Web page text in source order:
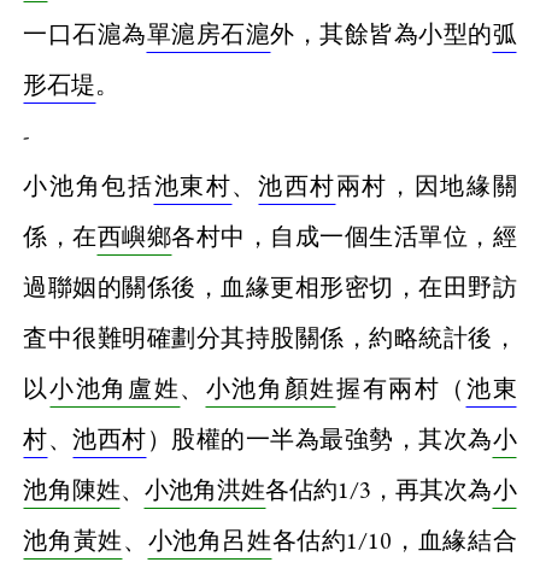
一口石滬為單滬房石滬外，其餘皆為小型的弧
形石堤。
-
小池角包括池東村、池西村兩村，因地緣關
係，在西嶼鄉各村中，自成一個生活單位，經
過聯姻的關係後，血緣更相形密切，在田野訪
査中很難明確劃分其持股關係，約略統計後，
以小池角盧姓、 小池角顏姓握有兩村（池東
村、池西村）股權的一半為最強勢，其次為小
池角陳姓、 小池角洪姓各佔約1/3，再其次為小
池角黃姓、 小池角呂姓各估約1/10，血緣結合